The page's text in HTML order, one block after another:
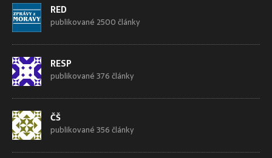
RED
publikované 2500 články
RESP
publikované 376 články
ČŠ
publikované 356 články